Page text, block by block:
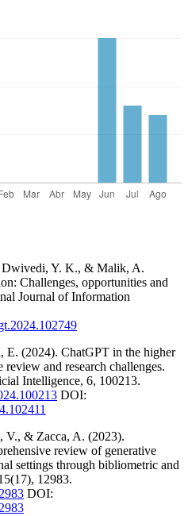
Y. K., & Malik, A.
Challenges, opportunities and
Journal of Information
(2024). ChatGPT in the higher
and research challenges.
Intelligence, 6, 100213.
DOI:
V., & Zacca, A. (2023).
review of generative
settings through bibliometric and
12983.
DOI: